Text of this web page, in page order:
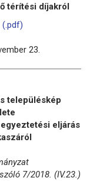
térítési díjakról
(.pdf)
23.
településkép
eljárás
7/2018. (IV.23.)